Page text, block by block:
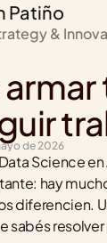
Patiño
&
de 2026
Science
hay
diferencien.
sabés